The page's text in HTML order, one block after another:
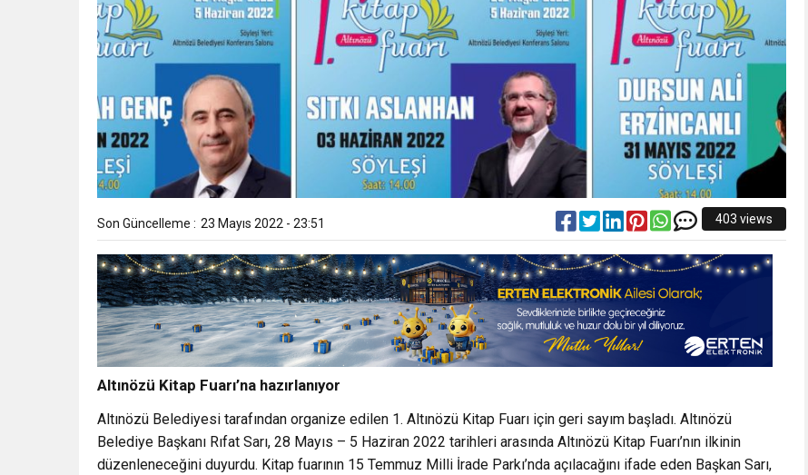
Son Güncelleme : 23 Mayıs 2022 - 23:51 403 views
Altınözü Kitap Fuarı’na hazırlanıyor
Altınözü Belediyesi tarafından organize edilen 1. Altınözü Kitap Fuarı için geri sayım başladı. Altınözü
Belediye Başkanı Rıfat Sarı, 28 Mayıs – 5 Haziran 2022 tarihleri arasında Altınözü Kitap Fuarı’nın ilkinin
düzenleneceğini duyurdu. Kitap fuarının 15 Temmuz Milli İrade Parkı’nda açılacağını ifade eden Başkan Sarı,